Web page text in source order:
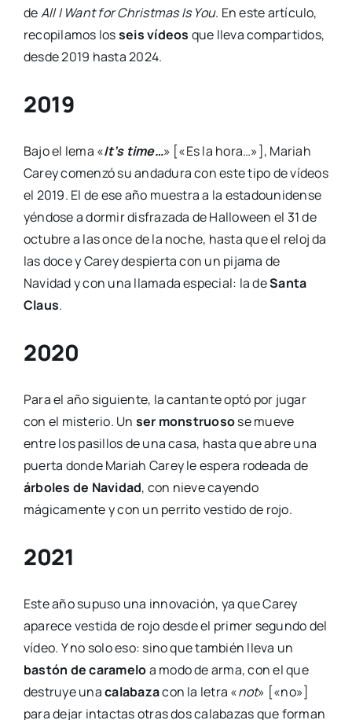
deAll I Want for Christmas Is You. En este artículo,
recopilamos losseis vídeos que lleva compartidos,
desde 2019 hasta 2024.
2019
Bajo el lema «It’s time…» [«Es la hora…»], Mariah
Carey comenzó su andadura con este tipo de vídeos
el 2019. El de ese año muestra a la estadounidense
yéndose a dormir disfrazada de Halloween el 31 de
octubre a las once de la noche, hasta que el reloj da
las doce y Carey despierta con un pijama de
Navidad y con una llamada especial: la deSanta
Claus.
2020
Para el año siguiente, la cantante optó por jugar
con el misterio. Un ser monstruosose mueve
entre los pasillos de una casa, hasta que abre una
puerta donde Mariah Carey le espera rodeada de
árboles de Navidad, con nieve cayendo
mágicamente y con un perrito vestido de rojo.
2021
Este año supuso una innovación, ya que Carey
aparece vestida de rojo desde el primer segundo del
vídeo. Y no solo eso: sino que también lleva un
bastón de carameloa modo de arma, con el que
destruye unacalabazacon la letra «not» [«no»]
para dejar intactas otras dos calabazas que forman